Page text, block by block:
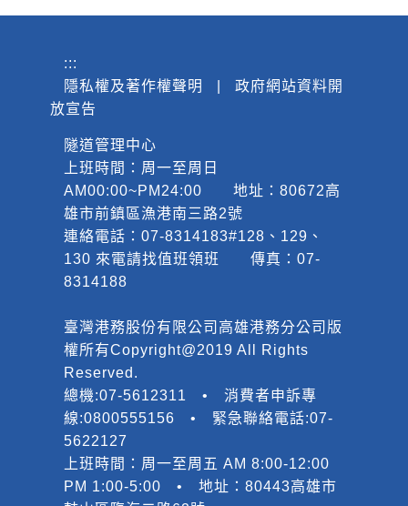
:::
隱私權及著作權聲明
政府網站資料開
放宣告
隧道管理中心
上班時間：周一至周日
AM00:00~PM24:00 地址：80672高
雄市前鎮區漁港南三路2號
連絡電話：07-8314183#128、129、
130 來電請找值班領班 傳真：07-
8314188
臺灣港務股份有限公司高雄港務分公司版
權所有Copyright@2019 All Rights
Reserved.
總機:07-5612311 • 消費者申訴專
線:0800555156 • 緊急聯絡電話:07-
5622127
上班時間：周一至周五 AM 8:00-12:00
PM 1:00-5:00 • 地址：80443高雄市